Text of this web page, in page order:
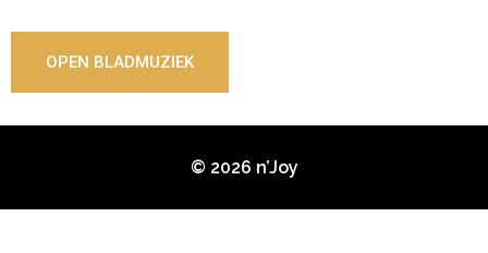
OPEN BLADMUZIEK
© 2026 n’Joy